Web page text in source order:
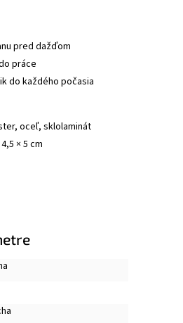
pred dažďom
práce
do každého počasia
oceľ, sklolaminát
× 5 cm